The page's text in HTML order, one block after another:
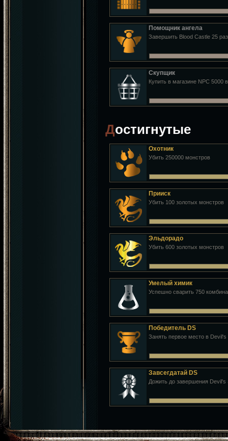
Помощник ангела
Завершить Blood Castle 25 раз
Скупщик
Купить в магазине NPC 5000
Достигнутые
Охотник
Убить 250000 монстров
Прииск
Убить 100 золотых монстров
Эльдорадо
Убить 600 золотых монстров
Умелый химик
Успешно сварить 750
Победитель DS
Занять первое место в Devil's
Завсегдатай DS
Дожить до завершения Devil's